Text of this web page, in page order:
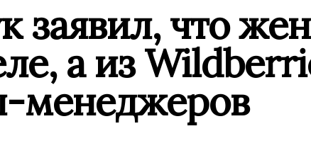
заявил, что
а из
менеджеров